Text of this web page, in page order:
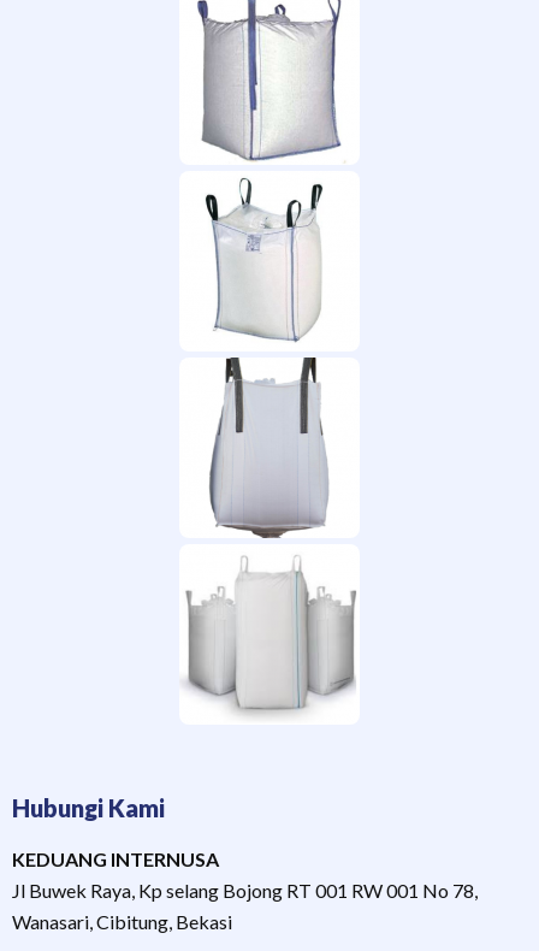
Hubungi Kami
KEDUANG INTERNUSA
Jl Buwek Raya, Kp selang Bojong RT 001 RW 001 No 78,
Wanasari, Cibitung, Bekasi